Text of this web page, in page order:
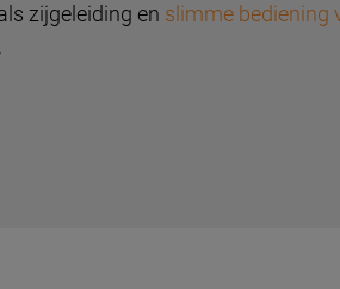
zijgeleiding en slimme bediening